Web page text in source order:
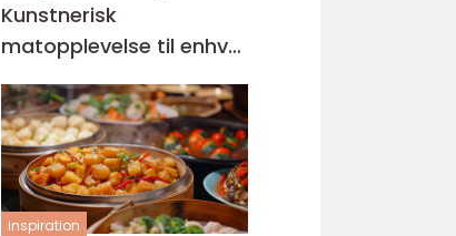
Kunstnerisk
matopplevelse til enhver
anledning
inspiration